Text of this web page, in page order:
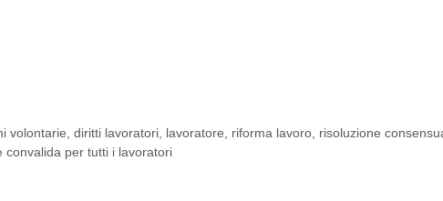
volontarie ,diritti lavoratori lavoratore riforma lavoro risoluzione
convalida per tutti i lavoratori